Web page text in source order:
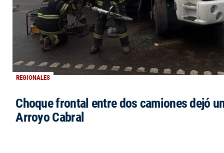
REGIONALES
Choque frontal entre dos camiones dejó
Arroyo Cabral